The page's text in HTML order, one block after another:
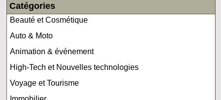
Catégories
Beauté et Cosmétique
Auto & Moto
Animation & événement
High-Tech et Nouvelles technologies
Voyage et Tourisme